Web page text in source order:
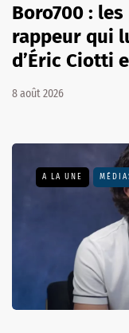
Boro700 :
rappeur qui
d’Éric Ciotti
8 août 2026
A LA UNE